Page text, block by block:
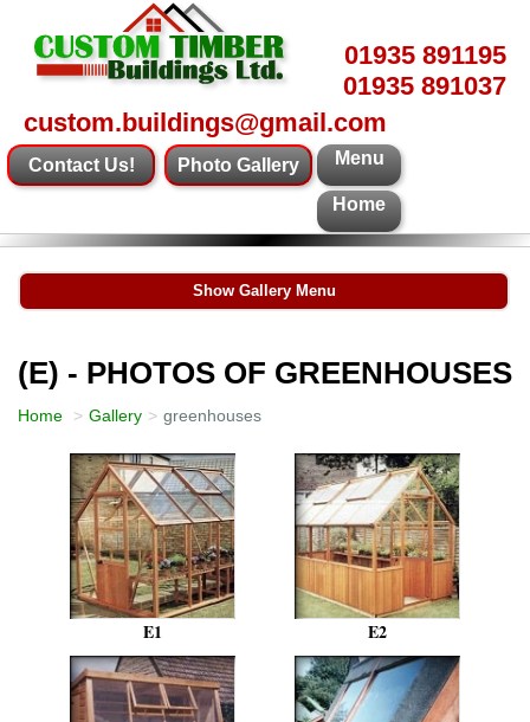
custom.buildings@gmail.com
01935 891195
01935 891037
Menu
Home
Contact Us! Photo Gallery
Show Gallery Menu
(E) - PHOTOS OF GREENHOUSES
Home Gallery greenhouses
E1 E2